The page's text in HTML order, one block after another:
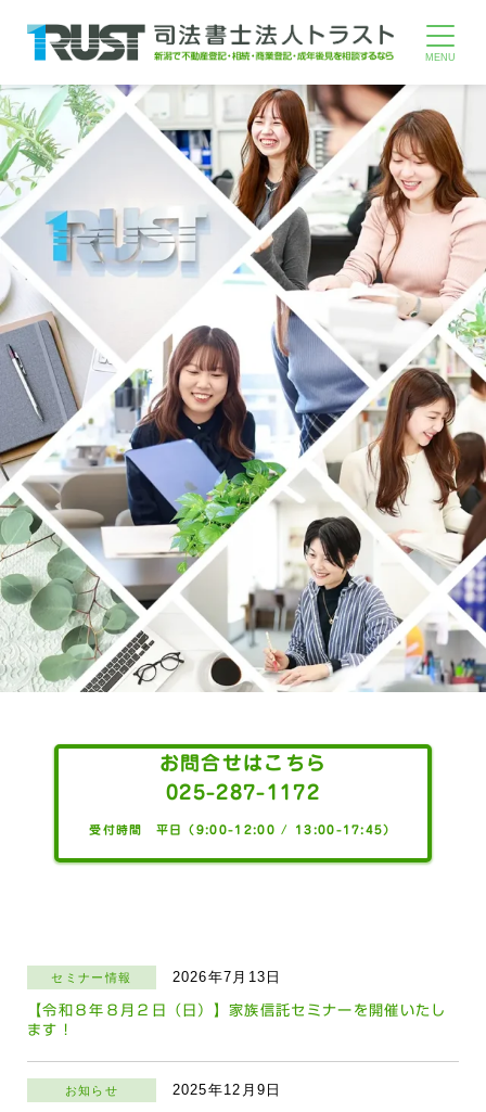
お問合せはこちら
025-287-1172
受付時間 平日（9:00-12:00 / 13:00-17:45）
【令和８年８月２日（日）】家族信託セミナーを開催いたし
ます！
セミナー情報 2026年7月13日
お知らせ 2025年12月9日